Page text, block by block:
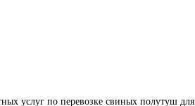
услуг по перевозке свиных полутуш для